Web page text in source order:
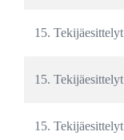
15. Tekijäesittelyt
15. Tekijäesittelyt
15. Tekijäesittelyt